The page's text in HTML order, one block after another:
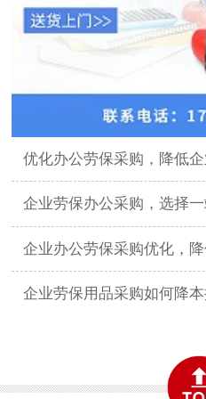
优化办公劳保采购，降低
企业劳保办公采购，选择
企业办公劳保采购优化，
企业劳保用品采购如何降